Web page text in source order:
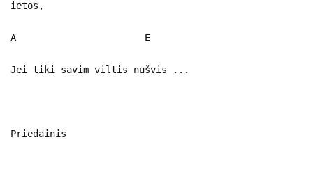
ietos,
A E
Jei tiki savim viltis nušvis ...
Priedainis